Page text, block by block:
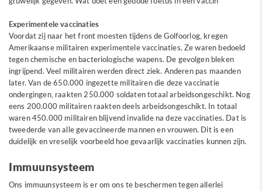
Experimentele vaccinaties
Voordat zij naar het front moesten tijdens de Golfoorlog, kregen
Amerikaanse militairen experimentele vaccinaties. Ze waren bedoeld
tegen chemische en bacteriologische wapens. De gevolgen bleken
ingrijpend. Veel militairen werden direct ziek. Anderen pas maanden
later. Van de 650.000 ingezette militairen die deze vaccinatie
ondergingen, raakten 250.000 soldaten totaal arbeidsongeschikt. Nog
eens 200.000 militairen raakten deels arbeidsongeschikt. In totaal
waren 450.000 militairen blijvend invalide na deze vaccinaties. Dat is
tweederde van alle gevaccineerde mannen en vrouwen. Dit is een
duidelijk en vreselijk voorbeeld hoe gevaarlijk vaccinaties kunnen zijn.
Immuunsysteem
Ons immuunsysteem is er om ons te beschermen tegen allerlei